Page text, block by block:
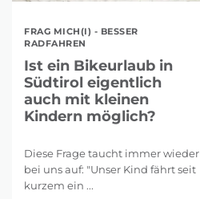
FRAG MICH(I) - BESSER
RADFAHREN
Ist ein Bikeurlaub in
Südtirol eigentlich
auch mit kleinen
Kindern möglich?
Diese Frage taucht immer wieder
bei uns auf: "Unser Kind fährt seit
kurzem ein ...